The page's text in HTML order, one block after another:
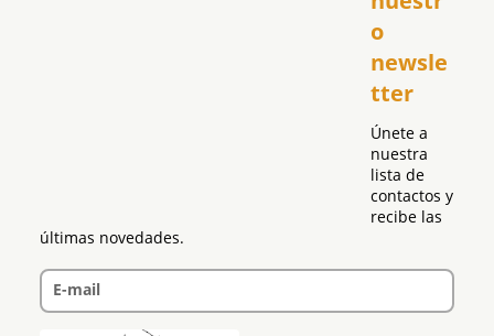
o
newsle
tter
Únete a
nuestra
lista de
contactos y
recibe las
últimas novedades.
E-mail